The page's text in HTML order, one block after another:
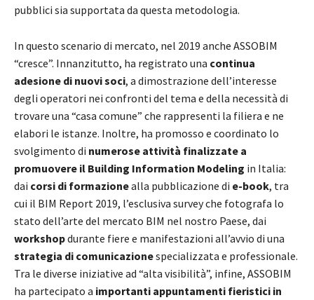
pubblici sia supportata da questa metodologia.
In questo scenario di mercato, nel 2019 anche ASSOBIM
“cresce”. Innanzitutto, ha registrato una continua
adesione di nuovi soci, a dimostrazione dell’interesse
degli operatori nei confronti del tema e della necessità di
trovare una “casa comune” che rappresenti la filiera e ne
elabori le istanze. Inoltre, ha promosso e coordinato lo
svolgimento di numerose attività finalizzate a
promuovere il Building Information Modeling in Italia:
dai corsi di formazionealla pubblicazione di e-book, tra
cui il BIM Report 2019, l’esclusiva survey che fotografa lo
stato dell’arte del mercato BIM nel nostro Paese, dai
workshopdurante fiere e manifestazioni all’avvio di una
strategia di comunicazionespecializzata e professionale.
Tra le diverse iniziative ad “alta visibilità”, infine, ASSOBIM
ha partecipato a importanti appuntamenti fieristici in